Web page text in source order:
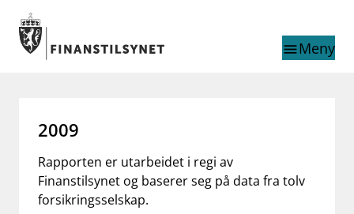
Gå til hovedinnhold
Gå til søkesiden
menuMeny
nettstedet
English
English home page
Tilsyn
Aktuelt
2009
Rapporten er utarbeidet i regi av
Finanstilsynet og baserer seg på data fra tolv
forsikringsselskap.